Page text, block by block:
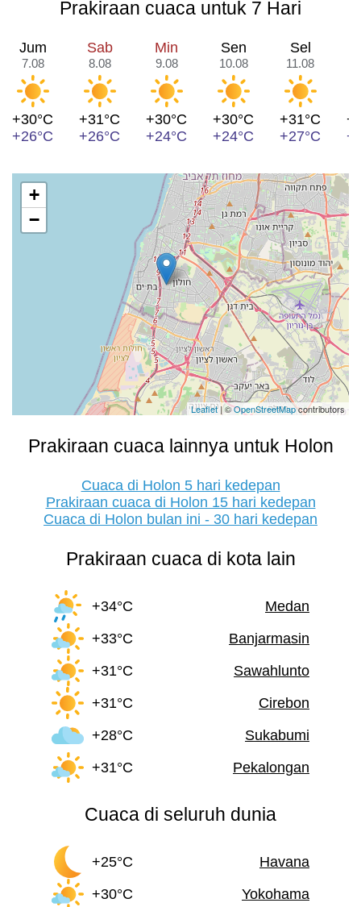
Prakiraan cuaca untuk 7 Hari
Jum
7.08
+30°C
+26°C
Sab
8.08
+31°C
+26°C
Min
9.08
+30°C
+24°C
Sen
10.08
+30°C
+24°C
Sel
11.08
+31°C
+27°C
+
−
Leaflet| ©OpenStreetMapcontributors
Prakiraan cuaca lainnya untuk Holon
Cuaca di Holon 5 hari kedepan
Prakiraan cuaca di Holon 15 hari kedepan
Cuaca di Holon bulan ini - 30 hari kedepan
Prakiraan cuaca di kota lain
+34°C
Medan
+33°C
Banjarmasin
+31°C
Sawahlunto
+31°C
Cirebon
+28°C
Sukabumi
+31°C
Pekalongan
Cuaca di seluruh dunia
+25°C
Havana
+30°C
Yokohama